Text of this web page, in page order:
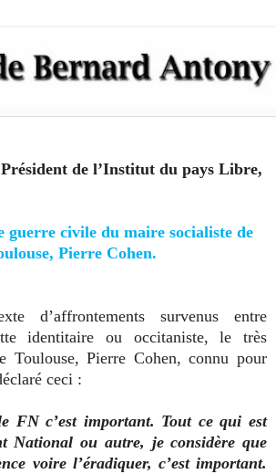
Président de l’Institut du pays Libre,
guerre civile du maire socialiste de
Pierre Cohen.
d’affrontements survenus entre
identitaire ou occitaniste, le très
Toulouse, Pierre Cohen, connu pour
ceci :
FN c’est important. Tout ce qui est
National ou autre, je considère que
voire l’éradiquer, c’est important.